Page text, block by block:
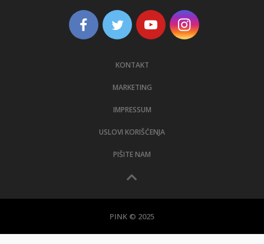
KONTAKT
MARKETING
IMPRESSUM
USLOVI KORIŠĆENJA
PIŠITE NAM
PINK © 2025